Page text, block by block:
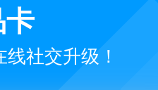
社交升级！